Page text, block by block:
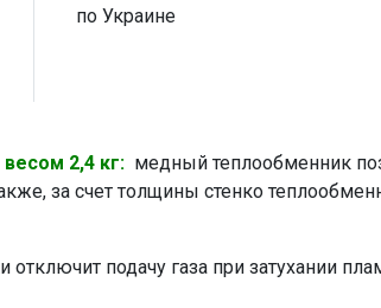
по Украине
2,4 кг: медный теплообменник
за счет толщины стенко
подачу газа при затухании